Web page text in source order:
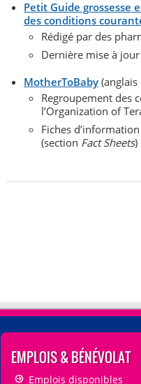
Petit Guide grossesse
des conditions
Rédigé par des
Dernière mise à
MotherToBaby (anglais
Regroupement des
l’Organization of
Fiches
(section Fact Sheets)
EMPLOIS & BÉNÉVOLAT
Emplois disponibles